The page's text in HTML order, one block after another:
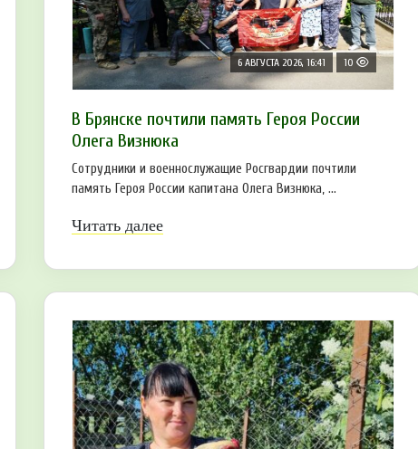
6 АВГУСТА 2026, 16:41 10
В Брянске почтили память Героя России
Олега Визнюка
Сотрудники и военнослужащие Росгвардии почтили
память Героя России капитана Олега Визнюка, ...
Читать далее